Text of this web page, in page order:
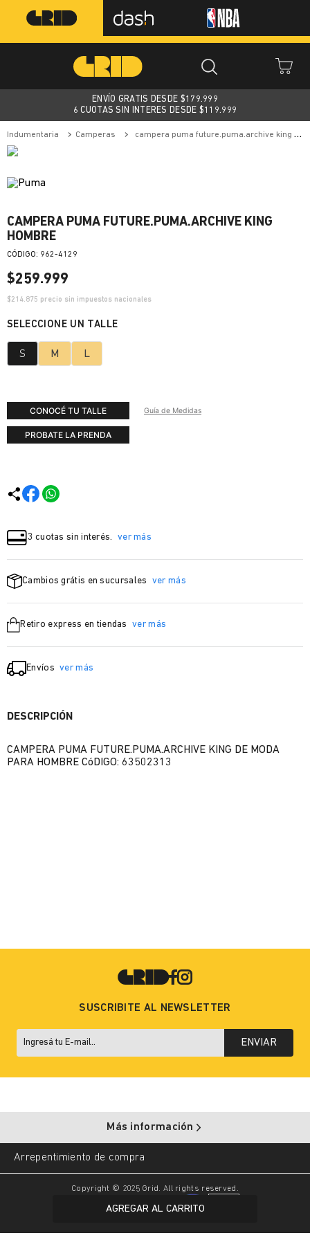
ENVÍO GRATIS DESDE $179.999
6 CUOTAS SIN INTERES DESDE $119.999
indumentaria camperas campera puma future.puma.archive king hombre
CAMPERA PUMA FUTURE.PUMA.ARCHIVE KING
HOMBRE
: 962-4129
$259.999
$214.875 precio sin impuestos nacionales
S M L
CONOCÉ TU TALLE Guía de Medidas
PROBATE LA PRENDA
AGREGAR AL CARRITO
3 cuotas sin interés. ver más
Cambios grátis en sucursales ver más
Retiro express en tiendas ver más
Envíos ver más
DESCRIPCIÓN
CAMPERA PUMA FUTURE.PUMA.ARCHIVE KING DE MODA
PARA HOMBRE CóDIGO: 63502313
SUSCRIBITE AL NEWSLETTER
ENVIAR
Más información
Arrepentimiento de compra
Copyright © 2025 Grid. All rights reserved.